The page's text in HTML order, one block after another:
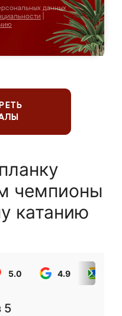
данных
чемпионы
катанию
5.0 4.9
5